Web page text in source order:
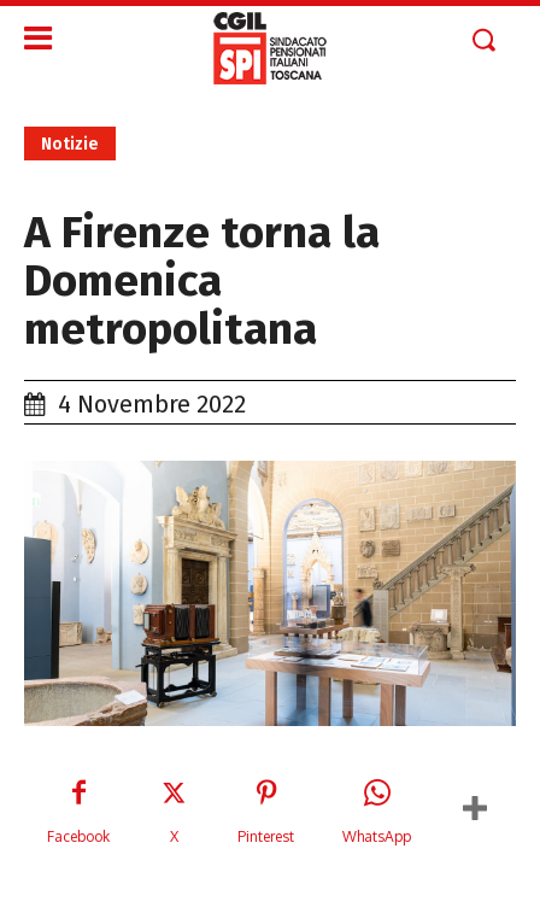
Notizie
A Firenze torna la
Domenica
metropolitana
4 Novembre 2022
Facebook X Pinterest WhatsApp